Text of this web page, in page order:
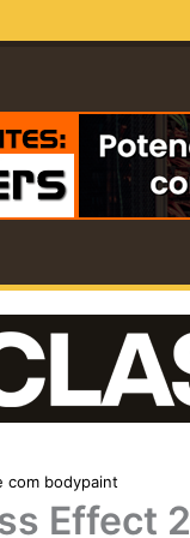
com bodypaint
Effect 2